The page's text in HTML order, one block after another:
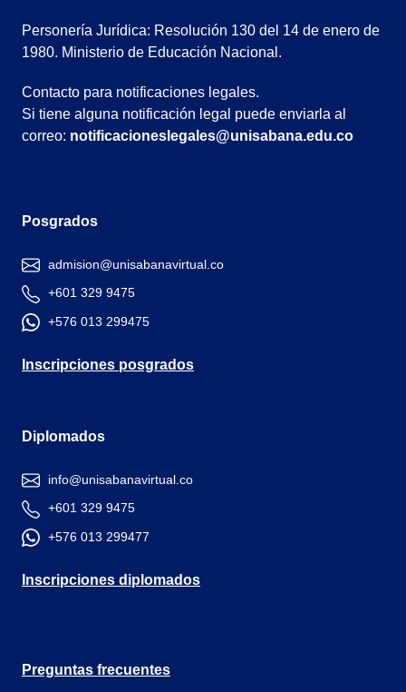
Personería Jurídica: Resolución 130 del 14 de enero de
1980. Ministerio de Educación Nacional.
Contacto para notificaciones legales.
Si tiene alguna notificación legal puede enviarla al
correo: notificacioneslegales@unisabana.edu.co
Posgrados
admision@unisabanavirtual.co
+601 329 9475
+576 013 299475
Inscripciones posgrados
Diplomados
info@unisabanavirtual.co
+601 329 9475
+576 013 299477
Inscripciones diplomados
Preguntas frecuentes